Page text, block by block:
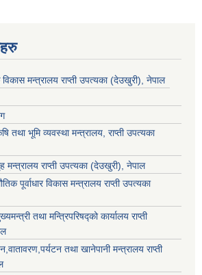
मन्‍‍त्रालय राप्ती उपत्यका (देउखुरी), नेपाल
तथा भूमि व्यवस्था मन्त्रालय, राप्ती उपत्यका
मन्त्रालय राप्ती उपत्यका (देउखुरी), नेपाल
पूर्वाधार विकास मन्त्रालय राप्ती उपत्यका
तथा मन्त्रिपरिषद्को कार्यालय राप्ती
तथा खानेपानी मन्त्रालय राप्ती